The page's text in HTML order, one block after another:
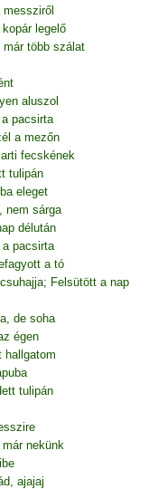
legelő
már több szálat
aluszol
pacsirta
a mezőn
fecskének
tulipán
eleget
nem sárga
délután
a pacsirta
a tó
Felsütött a nap
de soha
égen
hallgatom
tulipán
nekünk
ajajaj